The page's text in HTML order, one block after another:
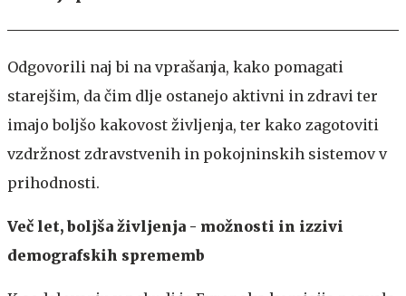
Odgovorili naj bi na vprašanja, kako pomagati
starejšim, da čim dlje ostanejo aktivni in zdravi ter
imajo boljšo kakovost življenja, ter kako zagotoviti
vzdržnost zdravstvenih in pokojninskih sistemov v
prihodnosti.
Več let, boljša življenja - možnosti in izzivi
demografskih sprememb